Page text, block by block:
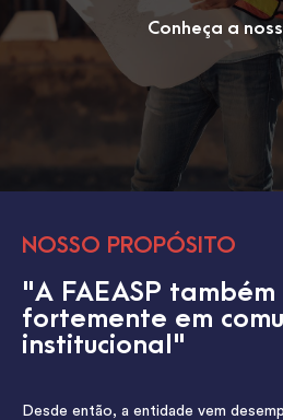
Conheça a
NOSSO PROPÓSITO
"A FAEASP
fortemente em
institucional"
Desde então, a entidade vem